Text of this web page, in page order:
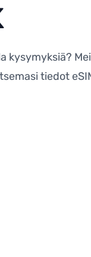
kysymyksiä?
tiedot